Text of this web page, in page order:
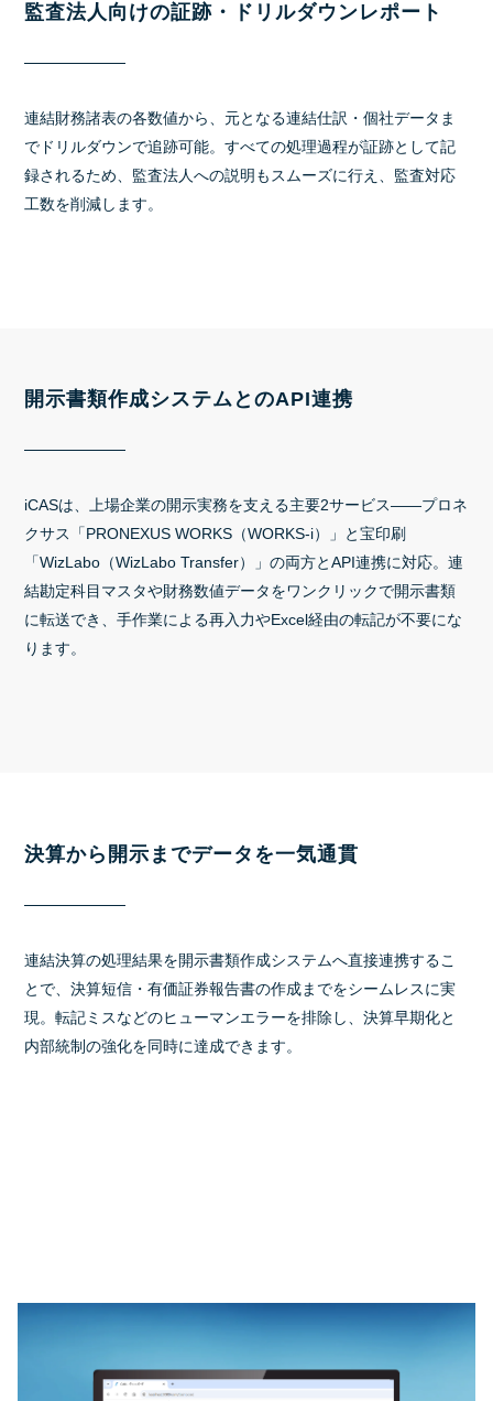
監査法人向けの証跡・ドリルダウンレポート
連結財務諸表の各数値から、元となる連結仕訳・個社データま
でドリルダウンで追跡可能。すべての処理過程が証跡として記
録されるため、監査法人への説明もスムーズに行え、監査対応
工数を削減します。
開示書類作成システムとのAPI連携
iCASは、上場企業の開示実務を支える主要2サービス――プロネ
クサス「PRONEXUS WORKS（WORKS-i）」と宝印刷
「WizLabo（WizLabo Transfer）」の両方とAPI連携に対応。連
結勘定科目マスタや財務数値データをワンクリックで開示書類
に転送でき、手作業による再入力やExcel経由の転記が不要にな
ります。
決算から開示までデータを一気通貫
連結決算の処理結果を開示書類作成システムへ直接連携するこ
とで、決算短信・有価証券報告書の作成までをシームレスに実
現。転記ミスなどのヒューマンエラーを排除し、決算早期化と
内部統制の強化を同時に達成できます。